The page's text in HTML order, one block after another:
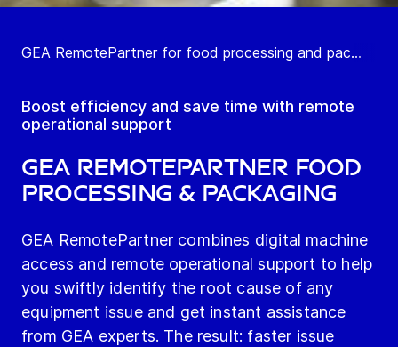
GEA RemotePartner for food processing and pac...
Boost efficiency and save time with remote
operational support
GEA RemotePartner Food
Processing & Packaging
GEA RemotePartner combines digital machine
access and remote operational support to help
you swiftly identify the root cause of any
equipment issue and get instant assistance
from GEA experts. The result: faster issue